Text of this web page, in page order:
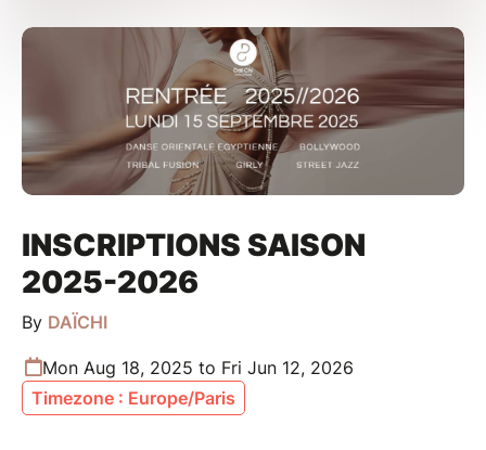
INSCRIPTIONS SAISON
2025-2026
By DAÏCHI
Mon Aug 18, 2025 to Fri Jun 12, 2026
Timezone : Europe/Paris